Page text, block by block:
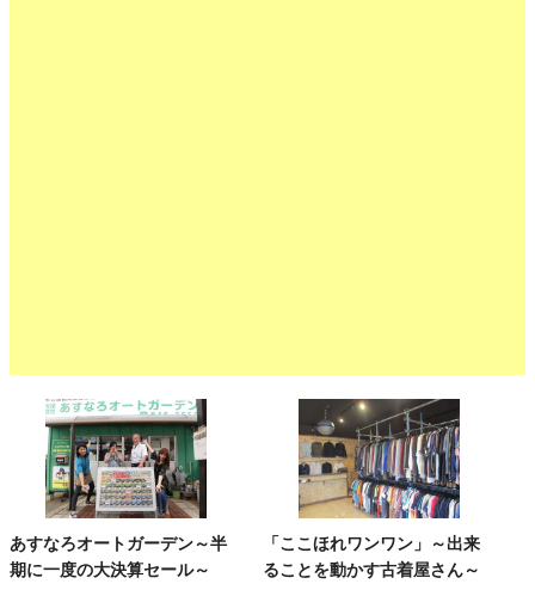
あすなろオートガーデン～半
期に一度の大決算セール～
「ここほれワンワン」～出来
ることを動かす古着屋さん～